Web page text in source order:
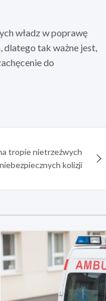
władz w poprawę
dlatego tak ważne jest,
do
tropie nietrzeźwych
kolizji